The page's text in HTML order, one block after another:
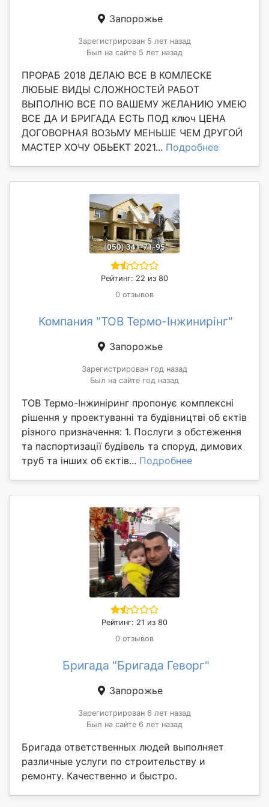
Запорожье
Зарегистрирован 5 лет назад
Был на сайте 5 лет назад
ПРОРАБ 2018 ДЕЛАЮ ВСЕ В КОМЛЕСКЕ
ЛЮБЫЕ ВИДЫ СЛОЖНОСТЕЙ РАБОТ
ВЫПОЛНЮ ВСЕ ПО ВАШЕМУ ЖЕЛАНИЮ УМЕЮ
ВСЕ ДА И БРИГАДА ЕСТЬ ПОД ключ ЦЕНА
ДОГОВОРНАЯ ВОЗЬМУ МЕНЬШЕ ЧЕМ ДРУГОЙ
МАСТЕР ХОЧУ ОБЬЕКТ 2021... Подробнее
Рейтинг: 22 из 80
0 отзывов
Компания "ТОВ Термо-Інжинирінг"
Запорожье
Зарегистрирован год назад
Был на сайте год назад
ТОВ Термо-Інжиніринг пропонує комплексні
рішення у проектуванні та будівництві об єктів
різного призначення: 1. Послуги з обстеження
та паспортизації будівель та споруд, димових
труб та інших об єктів... Подробнее
Рейтинг: 21 из 80
0 отзывов
Бригада "Бригада Геворг"
Запорожье
Зарегистрирован 6 лет назад
Был на сайте 6 лет назад
Бригада ответственных людей выполняет
различные услуги по строительству и
ремонту. Качественно и быстро.